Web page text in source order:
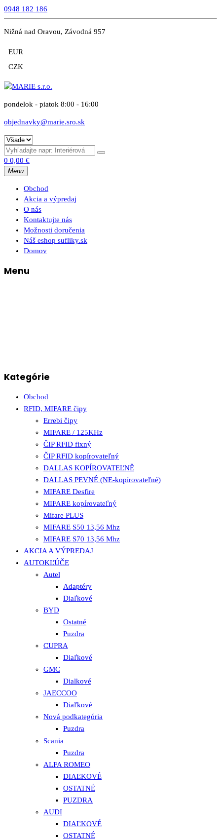
0948 182 186
Nižná nad Oravou, Závodná 957
EUR
CZK
pondelok - piatok 8:00 - 16:00
objednavky@marie.sro.sk
0 0,00 €
Menu
Obchod
Akcia a výpredaj
O nás
Kontaktujte nás
Možnosti doručenia
Náš eshop sufliky.sk
Domov
Menu
Kategórie
Obchod
RFID, MIFARE čipy
Errebi čipy
MIFARE / 125KHz
ČIP RFID fixný
ČIP RFID kopírovateľný
DALLAS KOPÍROVATEĽNĚ
DALLAS PEVNÉ (NE-kopírovateľné)
MIFARE Desfire
MIFARE kopírovateľný
Mifare PLUS
MIFARE S50 13,56 Mhz
MIFARE S70 13,56 Mhz
AKCIA A VÝPREDAJ
AUTOKĽÚČE
Autel
Adaptéry
Diaľkové
BYD
Ostatné
Puzdra
CUPRA
Diaľkové
GMC
Dialkové
JAECCOO
Diaľkové
Nová podkategória
Puzdra
Scania
Puzdra
ALFA ROMEO
DIAĽKOVÉ
OSTATNÉ
PUZDRA
AUDI
DIAĽKOVÉ
OSTATNÉ